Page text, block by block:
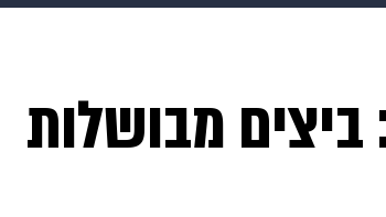
תשעה חודשים מתכונים פרויקטים מיוחדים
ביצים מבושלות